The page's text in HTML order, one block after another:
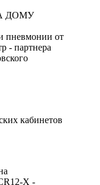
ДОМУ
пневмонии от
- партнера
кабинетов
X -